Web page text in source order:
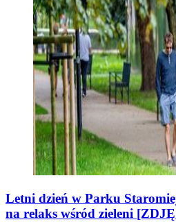
Letni dzień w Parku
na relaks wśród zieleni